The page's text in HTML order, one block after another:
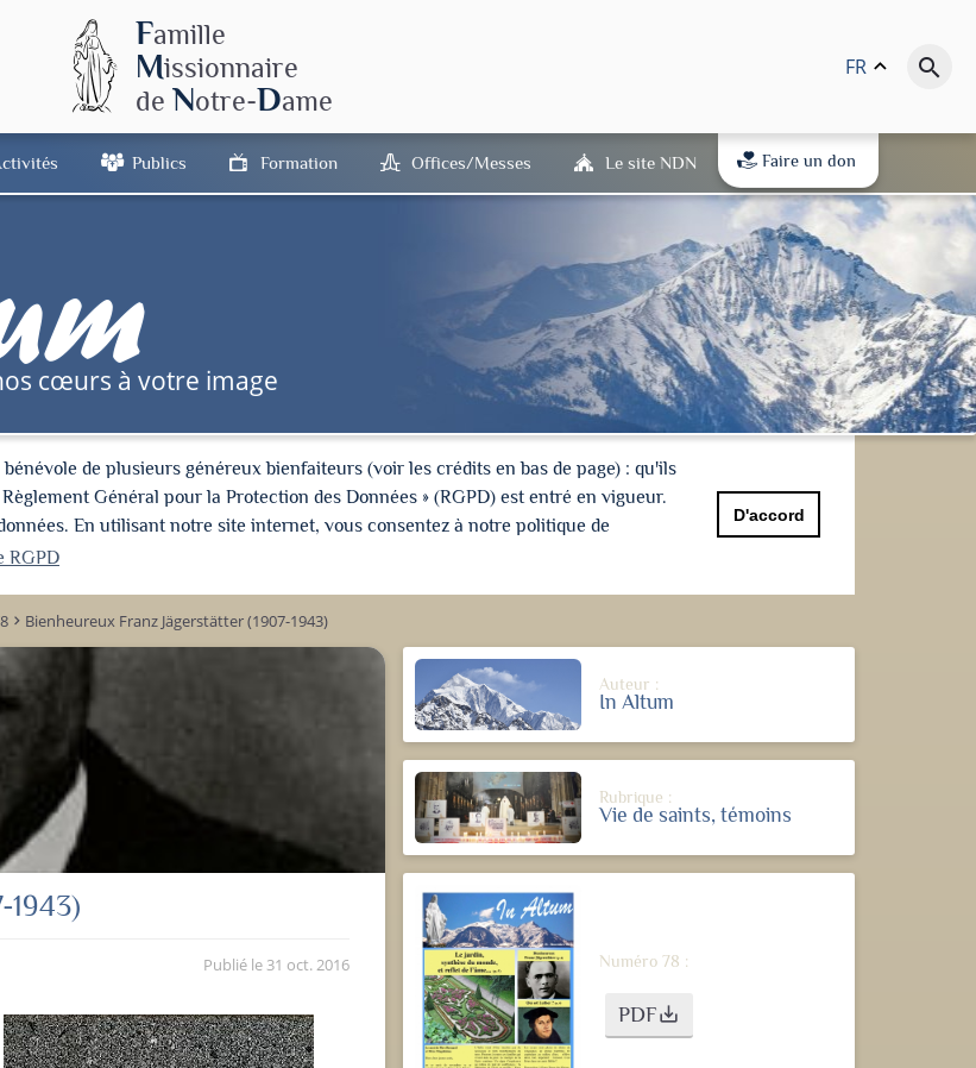
Famille
Missionnaire
de Notre-Dame
FR keyboard_arrow_up search
Publics Formation Offices/Messes Le site NDN Faire un don
cœurs à votre image
de plusieurs généreux bienfaiteurs (voir les crédits en bas de page) : qu'ils
Général pour la Protection des Données » (RGPD) est entré en vigueur.
En utilisant notre site internet, vous consentez à notre politique de
RGPD
D'accord
keyboard_arrow_right Bienheureux Franz Jägerstätter (1907-1943)
1943)
Publié le 31 oct. 2016
Auteur :
In Altum
Rubrique :
Vie de saints, témoins
Numéro 78 :
PDFsave_alt